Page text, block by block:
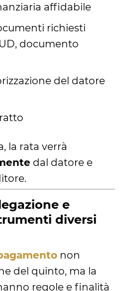
affidabile
richiesti
documento
del datore
la rata verrà
dal datore e
e
diversi
non
del quinto, ma la
regole e finalità